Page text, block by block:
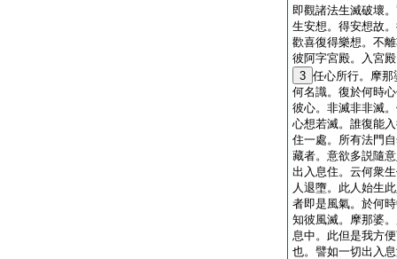
即觀諸法生滅破壞
生安想。得安想故
歡喜復得樂想。不
彼阿字宮殿。入宮
3 任心所行。摩
何名識。復於何時
彼心。非滅非非滅
心想若滅。誰復能
住一處。所有法門
藏者。意欲多説隨
出入息住。云何衆
人退墮。此人始生
者即是風氣。於何
知彼風滅。摩那婆
息中。此但是我方
也。譬如一切出入